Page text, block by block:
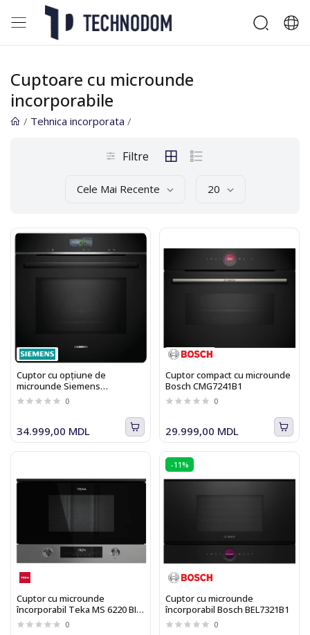
Cuptoare cu microunde
incorporabile
/ Tehnica incorporata /
Filtre
Cele Mai Recente 20
Cuptor cu opțiune de
microunde Siemens
HM736GAB1 iQ700
0
34.999,00 MDL
Cuptor compact cu microunde
Bosch CMG7241B1
0
29.999,00 MDL
Cuptor cu microunde
încorporabil Teka MS 6220 BIS
R SS
0
-11%
Cuptor cu microunde
încorporabil Bosch BEL7321B1
0